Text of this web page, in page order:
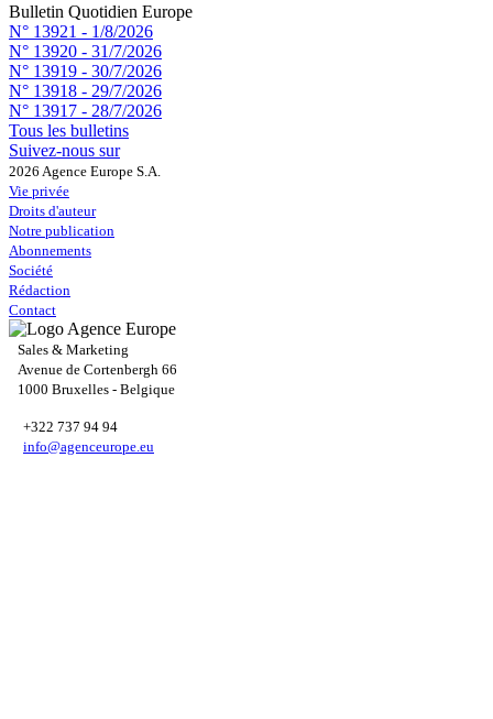
Bulletin Quotidien Europe
N° 13921 - 1/8/2026
N° 13920 - 31/7/2026
N° 13919 - 30/7/2026
N° 13918 - 29/7/2026
N° 13917 - 28/7/2026
Tous les bulletins
Suivez-nous sur
2026 Agence Europe S.A.
Vie privée
Droits d'auteur
Notre publication
Abonnements
Société
Rédaction
Contact
Sales & Marketing
Avenue de Cortenbergh 66
1000 Bruxelles - Belgique
+322 737 94 94
info@agenceurope.eu